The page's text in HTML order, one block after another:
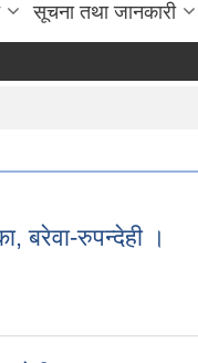
सूचना तथा जानकारी
बरेवा-रुपन्देही ।